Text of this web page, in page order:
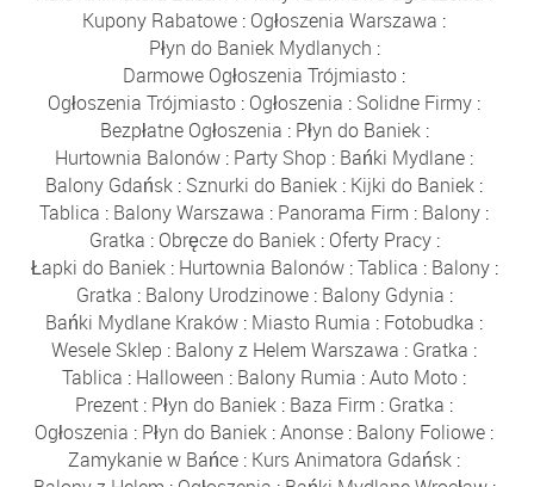
Kupony Rabatowe : Ogłoszenia Warszawa :
Płyn do Baniek Mydlanych :
Darmowe Ogłoszenia Trójmiasto :
Ogłoszenia Trójmiasto : Ogłoszenia : Solidne Firmy :
Bezpłatne Ogłoszenia : Płyn do Baniek:
Hurtownia Balonów : Party Shop : Bańki Mydlane :
Balony Gdańsk : Sznurki do Baniek : Kijki do Baniek :
Tablica : Balony Warszawa : Panorama Firm : Balony :
Gratka : Obręcze do Baniek: Oferty Pracy:
Łapki do Baniek: Hurtownia Balonów:Tablica : Balony:
Gratka : Balony Urodzinowe: Balony Gdynia :
Bańki Mydlane Kraków : Miasto Rumia : Fotobudka :
Wesele Sklep : Balony z Helem Warszawa : Gratka :
Tablica : Halloween : Balony Rumia :Auto Moto :
Prezent : Płyn do Baniek : Baza Firm : Gratka :
Ogłoszenia : Płyn do Baniek :Anonse : Balony Foliowe :
Zamykanie w Bańce : Kurs Animatora Gdańsk :